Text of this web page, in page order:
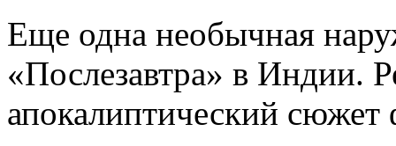
Еще одна необычная
«Послезавтра» в Индии.
апокалиптический